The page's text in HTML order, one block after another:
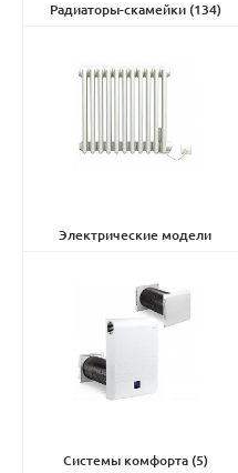
Радиаторы-скамейки (134)
Электрические модели
Системы комфорта (5)